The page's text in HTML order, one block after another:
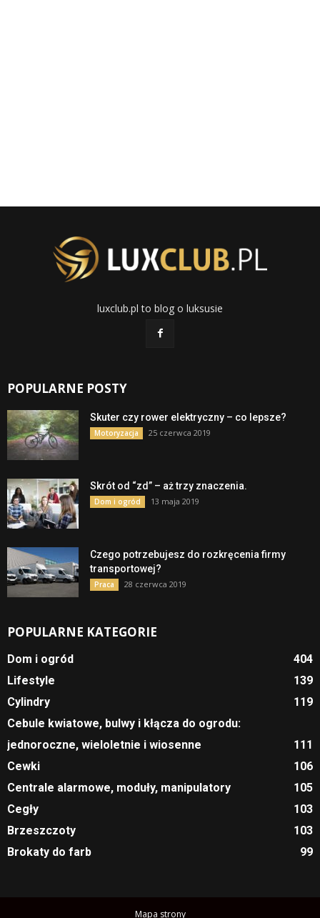
luxclub.pl to blog o luksusie
POPULARNE POSTY
Skuter czy rower elektryczny – co lepsze?
Motoryzacja 25 czerwca 2019
Skrót od “zd” – aż trzy znaczenia.
Dom i ogród 13 maja 2019
Czego potrzebujesz do rozkręcenia firmy
transportowej?
Praca 28 czerwca 2019
POPULARNE KATEGORIE
Dom i ogród
404
Lifestyle
139
Cylindry
119
Cebule kwiatowe, bulwy i kłącza do ogrodu:
jednoroczne, wieloletnie i wiosenne
111
Cewki
106
Centrale alarmowe, moduły, manipulatory
105
Cegły
103
Brzeszczoty
103
Brokaty do farb
99
Mapa strony